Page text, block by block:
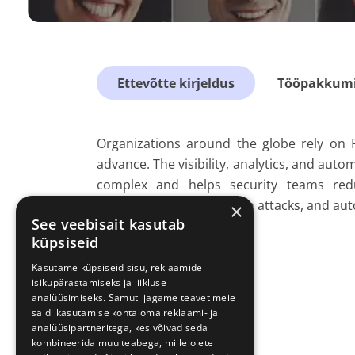
Ettevõtte kirjeldus
Organizations around the globe rely on
advance. The visibility, analytics, and
complex and helps security teams
investigate and shut down attacks, and
×
See veebisait kasutab
küpsiseid
Kasutame küpsiseid sisu, reklaamide
isikupärastamiseks ja liikluse
analüüsimiseks. Samuti jagame teavet meie
saidi kasutamise kohta oma reklaami- ja
analüüsipartneritega, kes võivad seda
kombineerida muu teabega, mille olete